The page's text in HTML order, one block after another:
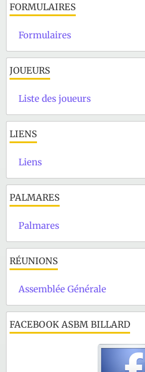
FORMULAIRES
Formulaires
JOUEURS
Liste des joueurs
LIENS
Liens
PALMARES
Palmares
RÉUNIONS
Assemblée Générale
FACEBOOK ASBM BILLARD